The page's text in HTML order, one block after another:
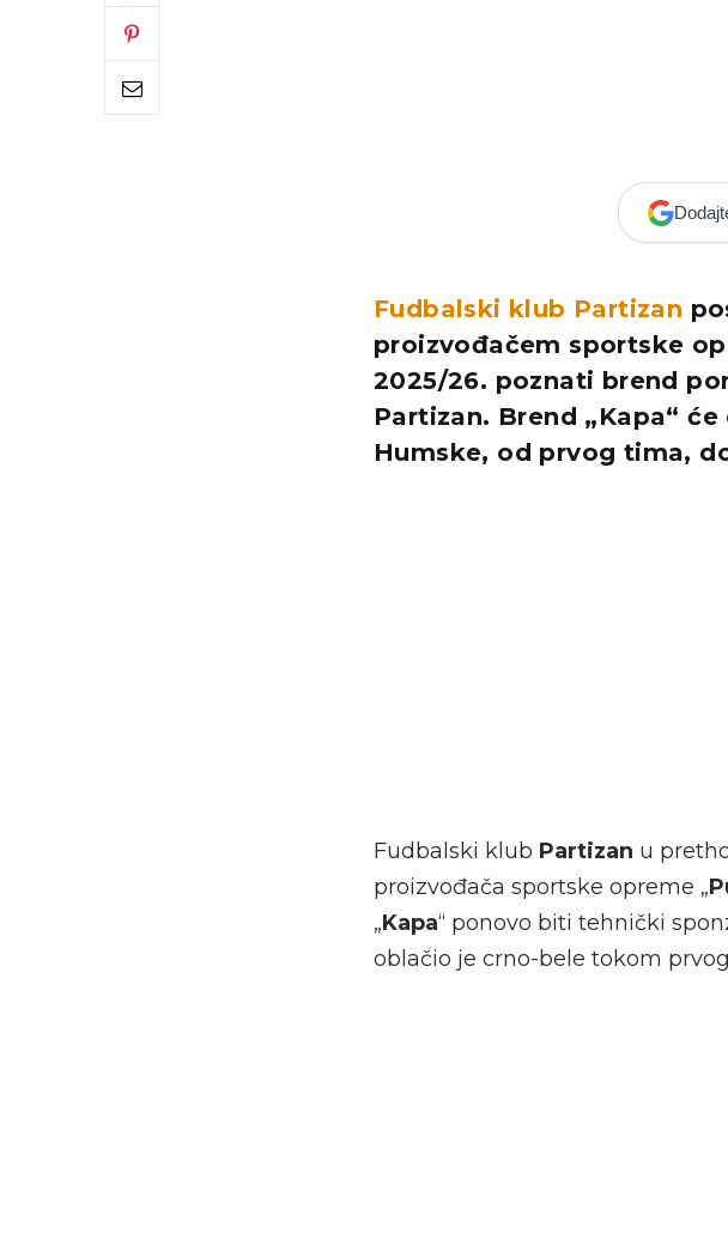
Fudbalski klub Partizan
proizvođačem sportske
2025/26. poznati brend
Partizan. Brend „Kapa“
Humske, od prvog tima,
Fudbalski klub Partizan u
proizvođača sportske opreme „
„Kapa“ ponovo biti tehnički
oblačio je crno-bele tokom